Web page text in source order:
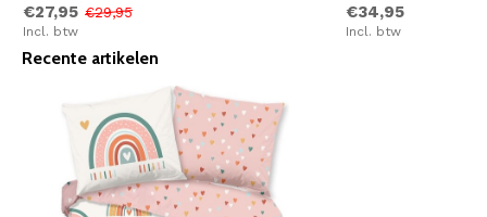
€27,95 €29,95
Incl. btw
€34,95
Incl. btw
Recente artikelen